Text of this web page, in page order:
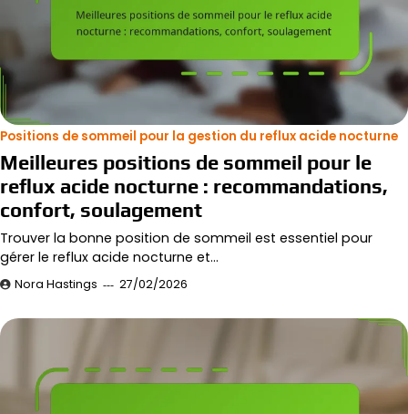
Positions de sommeil pour la gestion du reflux acide nocturne
Meilleures positions de sommeil pour le
reflux acide nocturne : recommandations,
confort, soulagement
Trouver la bonne position de sommeil est essentiel pour
gérer le reflux acide nocturne et…
Nora Hastings 27/02/2026